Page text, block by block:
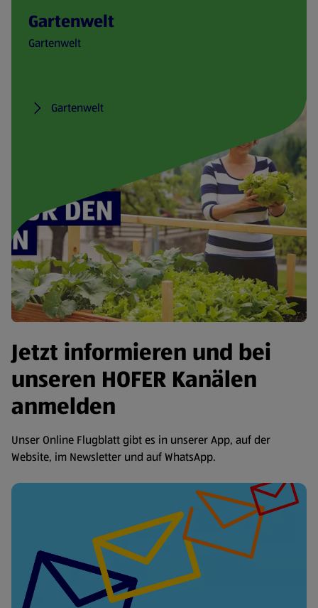
Gartenwelt
Gartenwelt
Gartenwelt
Jetzt informieren und bei
unseren HOFER Kanälen
anmelden
Unser Online Flugblatt gibt es in unserer App, auf der
Website, im Newsletter und auf WhatsApp.